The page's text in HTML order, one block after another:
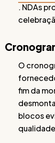
. NDAs
O
fim da
blocos